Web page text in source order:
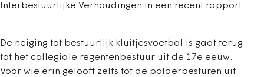
Interbestuurlijke Verhoudingen in een recent rapport.
De neiging tot bestuurlijk kluitjesvoetbal is gaat terug
tot het collegiale regentenbestuur uit de 17e eeuw.
Voor wie erin gelooft zelfs tot de polderbesturen uit